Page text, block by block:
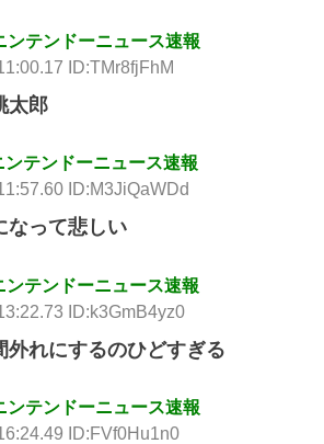
ンテンドーニュース速報
ID:TMr8fjFhM
太郎
テンドーニュース速報
ID:M3JiQaWDd
なって悲しい
ンテンドーニュース速報
ID:k3GmB4yz0
外れにするのひどすぎる
ンテンドーニュース速報
ID:FVf0Hu1n0